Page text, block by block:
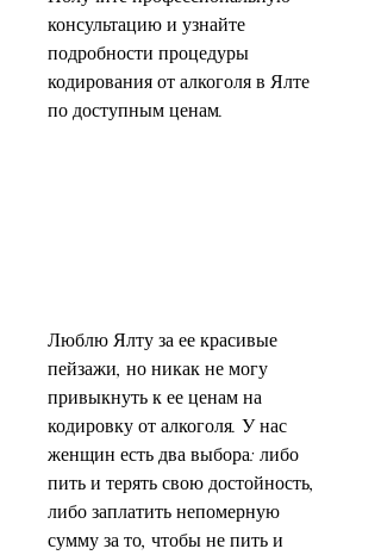
консультацию и узнайте
подробности процедуры
кодирования от алкоголя в Ялте
по доступным ценам.
Люблю Ялту за ее красивые
пейзажи, но никак не могу
привыкнуть к ее ценам на
кодировку от алкоголя. У нас
женщин есть два выбора: либо
пить и терять свою достойность,
либо заплатить непомерную
сумму за то, чтобы не пить и